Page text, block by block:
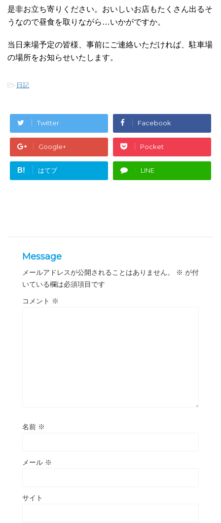
是非お立ち寄りください。おいしいお店もたくさん出るそ
うなので昼食を取りながら…いかがですか。
当日来場予定の皆様、事前にご連絡いただければ、駐車場
の場所をお知らせいたします。
- 日記
Twitter Facebook
Google+ Pocket
B! はてブ LINE
Message
メールアドレスが公開されることはありません。 ※ が付
いている欄は必須項目です
コメント ※
名前 ※
メール ※
サイト